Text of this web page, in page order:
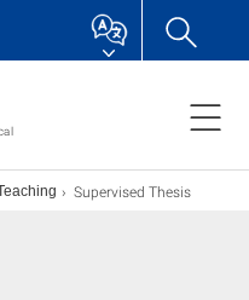
Supervised Thesis